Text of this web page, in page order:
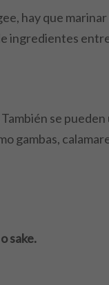
hay que
ingredientes
También se
gambas,
sake.